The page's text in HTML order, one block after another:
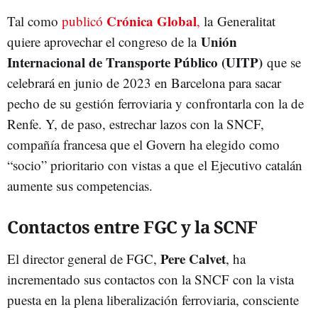
Tal como publicó Crónica Global, la Generalitat
quiere aprovechar el congreso de la Unión
Internacional de Transporte Público (UITP) que se
celebrará en junio de 2023 en Barcelona para sacar
pecho de su gestión ferroviaria y confrontarla con la de
Renfe. Y, de paso, estrechar lazos con la SNCF,
compañía francesa que el Govern ha elegido como
“socio” prioritario con vistas a que el Ejecutivo catalán
aumente sus competencias.
Contactos entre FGC y la SCNF
El director general de FGC, Pere Calvet, ha
incrementado sus contactos con la SNCF con la vista
puesta en la plena liberalización ferroviaria, consciente